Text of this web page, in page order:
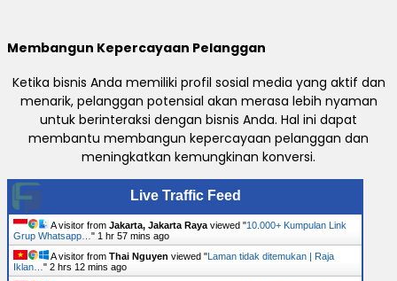
Membangun Kepercayaan Pelanggan
Ketika bisnis Anda memiliki profil sosial media yang aktif dan
menarik, pelanggan potensial akan merasa lebih nyaman
untuk berinteraksi dengan bisnis Anda. Hal ini dapat
membantu membangun kepercayaan pelanggan dan
meningkatkan kemungkinan konversi.
Live Traffic Feed
A visitor from Jakarta, Jakarta Raya viewed "10.000+ Kumpulan Link
Grup Whatsapp… " 1 hr 57 mins ago
A visitor from Thai Nguyen viewed " Laman tidak ditemukan | Raja
Iklan… " 2 hrs 12 mins ago